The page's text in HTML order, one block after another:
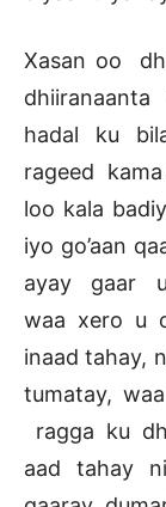
Xasan oo
hadal ku
rageed
loo kala
iyo go’aan
ayay gaar
waa xero u
inaad tahay,
tumatay,
ragga ku
aad tahay